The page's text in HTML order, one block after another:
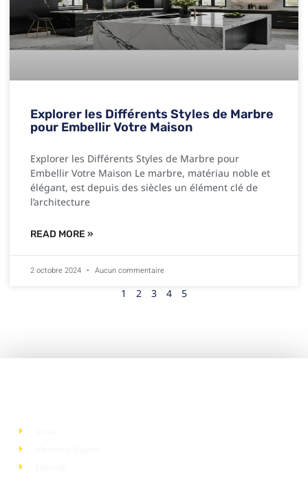
Explorer les Différents Styles de Marbre
pour Embellir Votre Maison
Explorer les Différents Styles de Marbre pour
Embellir Votre Maison Le marbre, matériau noble et
élégant, est depuis des siècles un élément clé de
l’architecture
READ MORE »
2 octobre 2024 Aucun commentaire
1 2 3 4 5